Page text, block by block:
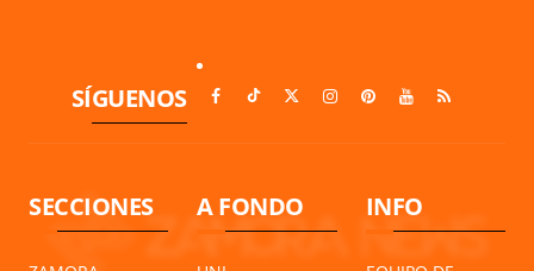
SÍGUENOS
SECCIONES A FONDO INFO